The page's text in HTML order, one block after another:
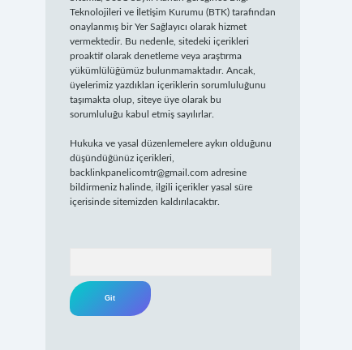
Teknolojileri ve İletişim Kurumu (BTK) tarafından
onaylanmış bir Yer Sağlayıcı olarak hizmet
vermektedir. Bu nedenle, sitedeki içerikleri
proaktif olarak denetleme veya araştırma
yükümlülüğümüz bulunmamaktadır. Ancak,
üyelerimiz yazdıkları içeriklerin sorumluluğunu
taşımakta olup, siteye üye olarak bu
sorumluluğu kabul etmiş sayılırlar.
Hukuka ve yasal düzenlemelere aykırı olduğunu
düşündüğünüz içerikleri,
backlinkpanelicomtr@gmail.com adresine
bildirmeniz halinde, ilgili içerikler yasal süre
içerisinde sitemizden kaldırılacaktır.